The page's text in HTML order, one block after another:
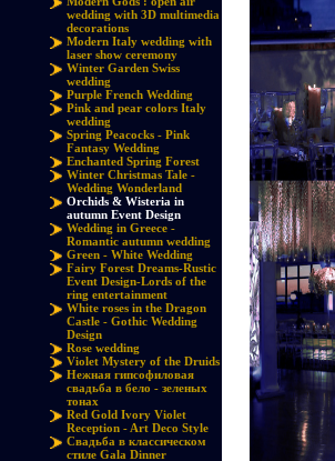
wedding with 3D multimedia
decorations
Modern Italy wedding with
laser show ceremony
Winter Garden Swiss
wedding
Purple French Wedding
Pink and pear colors Italy
wedding
Spring Peacocks - Pink
Fantasy Wedding
Enchanted Spring Forest
Winter Christmas Tale -
Wedding Wonderland
Orchids & Wisteria in
autumn Event Design
Wedding in Greece -
Romantic autumn wedding
Green - White Wedding
Fairy Forest Dreams-Rustic
Event Design-Lords of the
ring entertainment
White roses in the Dragon
Castle - Gothic Wedding
Design
Rose wedding
Violet Mystery of the Druids
Нежная гипсофиловая
свадьба в бело - зеленых
тонах
Red Gold Ivory Violet
Reception - Art Deco Style
Свадьба в классическом
стиле Gala Dinner